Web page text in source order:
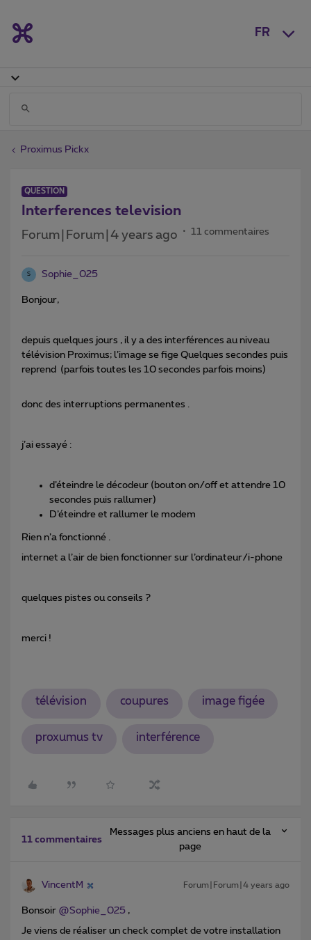
FR
Proximus Pickx
QUESTION
Interferences television
Forum|Forum|4 years ago 11 commentaires
S Sophie_025
Bonjour,
depuis quelques jours , il y a des interférences au niveau
télévision Proximus; l’image se fige Quelques secondes puis
reprend (parfois toutes les 10 secondes parfois moins)
donc des interruptions permanentes .
j’ai essayé :
d’éteindre le décodeur (bouton on/off et attendre 10
secondes puis rallumer)
D’éteindre et rallumer le modem
Rien n’a fonctionné .
internet a l’air de bien fonctionner sur l’ordinateur/i-phone
quelques pistes ou conseils ?
merci !
télévision coupures image figée
proxumus tv interférence
11 commentaires
Messages plus anciens en haut de la
page
VincentM Forum|Forum|4 years ago
Bonsoir @Sophie_025 ,
Je viens de réaliser un check complet de votre installation